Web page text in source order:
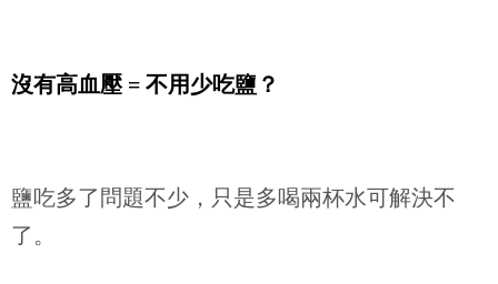
沒有高血壓= 不用少吃鹽？
鹽吃多了問題不少，只是多喝兩杯水可解決不
了。